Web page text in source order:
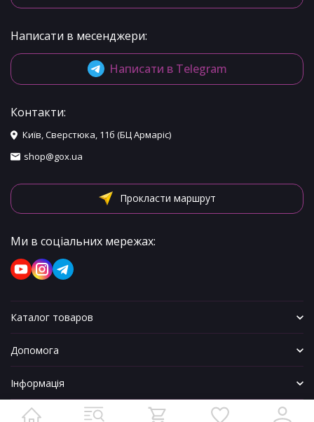
Написати в месенджери:
Написати в Telegram
Контакти:
Київ, Сверстюка, 11б (БЦ Армаріс)
shop@gox.ua
Прокласти маршрут
Ми в соціальних мережах:
Каталог товаров
Допомога
Інформація